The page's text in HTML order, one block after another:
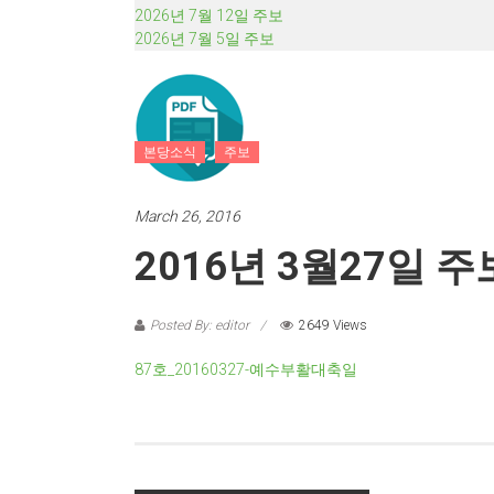
2026년 7월 12일 주보
2026년 7월 5일 주보
본당소식 주보
March 26, 2016
2016년 3월27일 주
Posted By: editor 2649 Views
87호_20160327-예수부활대축일